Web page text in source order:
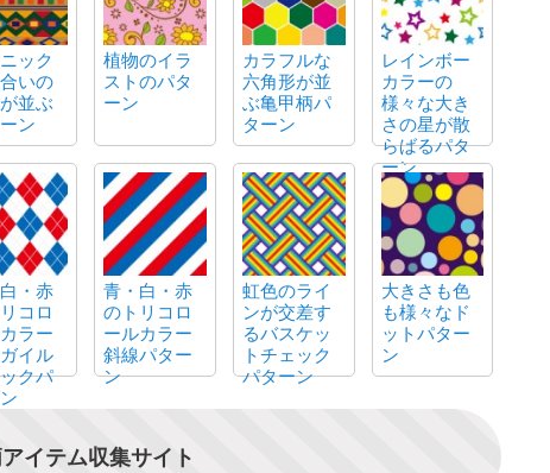
ック
いの
並ぶ
ン
植物のイラ
ストのパタ
ーン
カラフルな
六角形が並
ぶ亀甲柄パ
ターン
レインボー
カラーの
様々な大き
さの星が散
らばるパタ
ーン
・赤
コロ
ラー
イル
クパ
青・白・赤
のトリコロ
ールカラー
斜線パター
ン
虹色のライ
ンが交差す
るバスケッ
トチェック
パターン
大きさも色
も様々なド
ットパター
ン
イテム収集サイト